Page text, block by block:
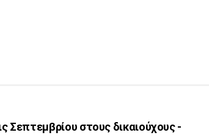
Σεπτεμβρίου στους δικαιούχους -